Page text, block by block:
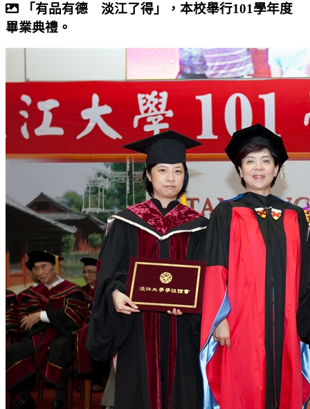
「有品有德 淡江了得」，本校舉行101學年度
畢業典禮。